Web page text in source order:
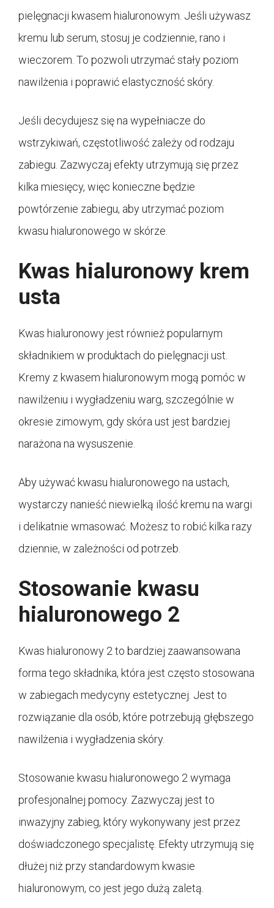
pielęgnacji kwasem hialuronowym. Jeśli używasz
kremu lub serum, stosuj je codziennie, rano i
wieczorem. To pozwoli utrzymać stały poziom
nawilżenia i poprawić elastyczność skóry.
Jeśli decydujesz się na wypełniacze do
wstrzykiwań, częstotliwość zależy od rodzaju
zabiegu. Zazwyczaj efekty utrzymują się przez
kilka miesięcy, więc konieczne będzie
powtórzenie zabiegu, aby utrzymać poziom
kwasu hialuronowego w skórze.
Kwas hialuronowy krem
usta
Kwas hialuronowy jest również popularnym
składnikiem w produktach do pielęgnacji ust.
Kremy z kwasem hialuronowym mogą pomóc w
nawilżeniu i wygładzeniu warg, szczególnie w
okresie zimowym, gdy skóra ust jest bardziej
narażona na wysuszenie.
Aby używać kwasu hialuronowego na ustach,
wystarczy nanieść niewielką ilość kremu na wargi
i delikatnie wmasować. Możesz to robić kilka razy
dziennie, w zależności od potrzeb.
Stosowanie kwasu
hialuronowego 2
Kwas hialuronowy 2 to bardziej zaawansowana
forma tego składnika, która jest często stosowana
w zabiegach medycyny estetycznej. Jest to
rozwiązanie dla osób, które potrzebują głębszego
nawilżenia i wygładzenia skóry.
Stosowanie kwasu hialuronowego 2 wymaga
profesjonalnej pomocy. Zazwyczaj jest to
inwazyjny zabieg, który wykonywany jest przez
doświadczonego specjalistę. Efekty utrzymują się
dłużej niż przy standardowym kwasie
hialuronowym, co jest jego dużą zaletą.